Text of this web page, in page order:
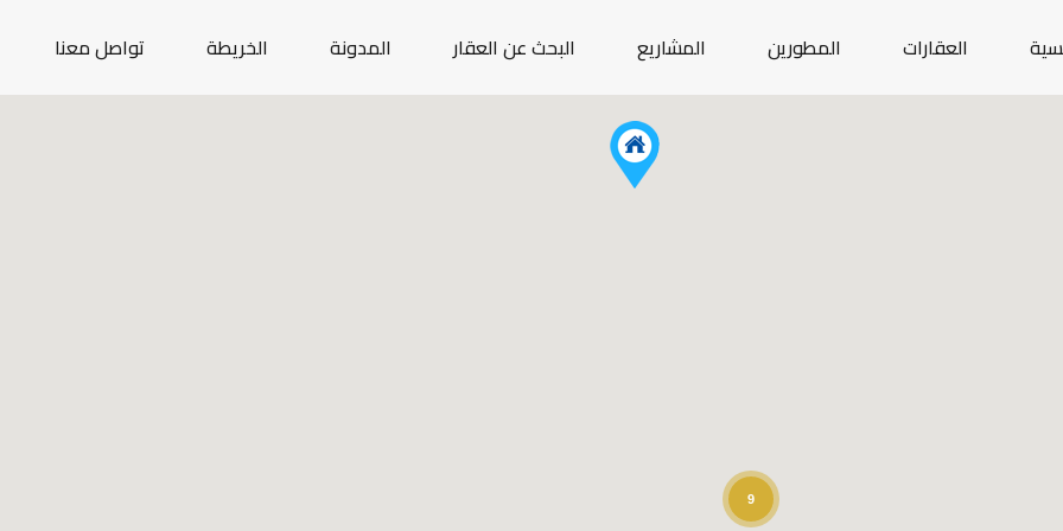
العقارات المطورين المشاريع البحث عن العقار المدونة الخريطة تواصل معنا
9